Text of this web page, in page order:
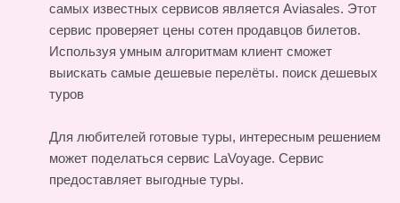
самых известных сервисов является Aviasales. Этот
сервис проверяет цены сотен продавцов билетов.
Используя умным алгоритмам клиент сможет
выискать самые дешевые перелёты. поиск дешевых
туров
Для любителей готовые туры, интересным решением
может поделаться сервис LaVoyage. Сервис
предоставляет выгодные туры.